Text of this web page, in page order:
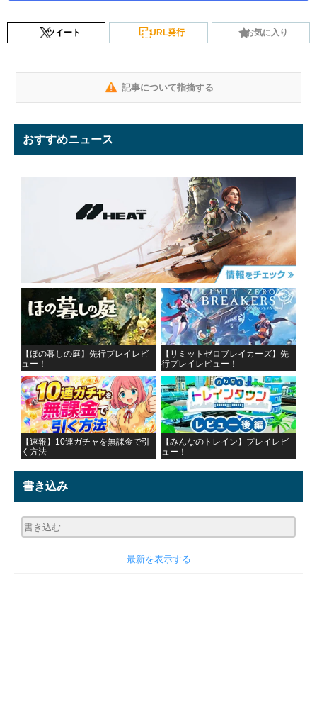
ツイート URL発行 お気に入り
記事について指摘する
おすすめニュース
【ほの暮しの庭】先行プレイレビ
ュー！
【リミットゼロブレイカーズ】先
行プレイレビュー！
【速報】10連ガチャを無課金で引
く方法
【みんなのトレイン】プレイレビ
ュー！
書き込み
最新を表示する